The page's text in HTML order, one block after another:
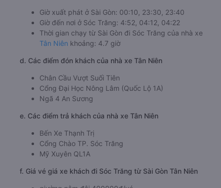
Giờ xuất phát ở Sài Gòn: 00:10, 23:30, 23:40
Giờ đến nơi ở Sóc Trăng: 4:52, 04:12, 04:22
Thời gian chạy từ Sài Gòn đi Sóc Trăng của nhà xe
Tân Niên khoảng: 4.7 giờ
d. Các điểm đón khách của nhà xe Tân Niên
Chân Cầu Vượt Suối Tiên
Cổng Đại Học Nông Lâm (Quốc Lộ 1A)
Ngã 4 An Sương
e. Các điểm trả khách của nhà xe Tân Niên
Bến Xe Thạnh Trị
Cổng Chào TP. Sóc Trăng
Mỹ Xuyên QL1A
f. Giá vé giá xe khách đi Sóc Trăng từ Sài Gòn Tân Niên